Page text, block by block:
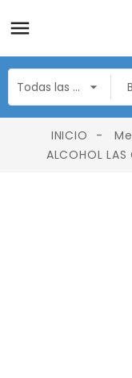
INICIO
ALCOHOL